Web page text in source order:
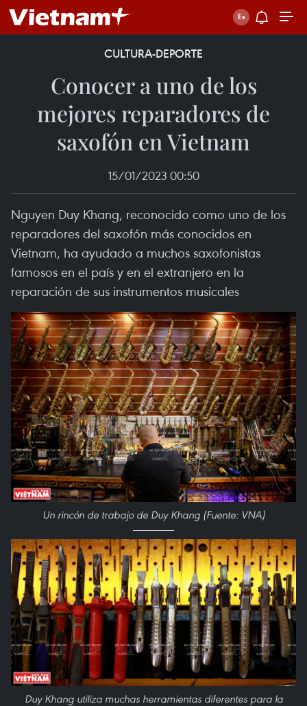
CULTURA-DEPORTE
Conocer a uno de los
mejores reparadores de
saxofón en Vietnam
15/01/2023 00:50
Nguyen Duy Khang, reconocido como uno de los
reparadores del saxofón más conocidos en
Vietnam, ha ayudado a muchos saxofonistas
famosos en el país y en el extranjero en la
reparación de sus instrumentos musicales
Un rincón de trabajo de Duy Khang (Fuente: VNA)
Duy Khang utiliza muchas herramientas diferentes para la